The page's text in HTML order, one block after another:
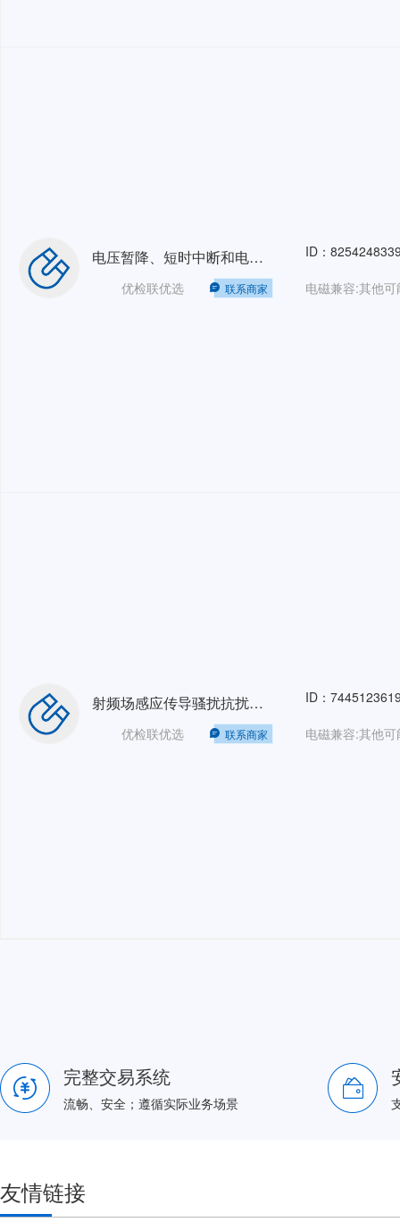
电压暂降、短时中断和电压变化抗扰度(电压跌落/Dips)单相16A
优检联优选 联系商家
ID：
射频场感应传导骚扰抗扰度(注入电流/CS)CDN法，单相16A，电磁注入法，电流注入法，直接注入法，三相32A
优检联优选 联系商家
ID：
完整交易系统
流畅、安全；遵循实际业务场景
友情链接